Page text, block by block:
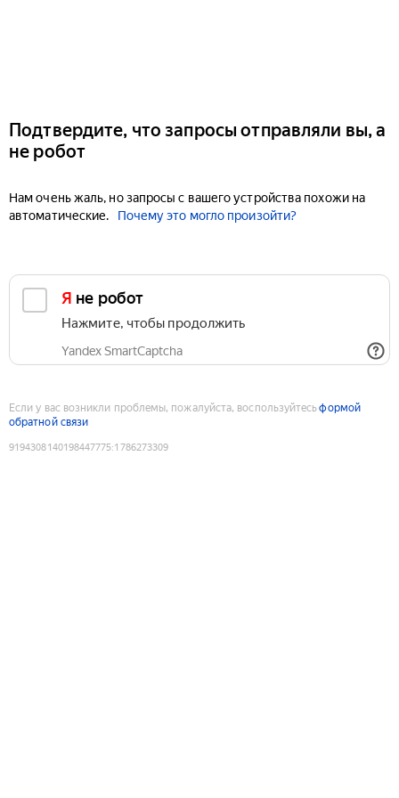
Подтвердите, что запросы отправляли вы, а
не робот
Нам очень жаль, но запросы с вашего устройства похожи на
автоматические.
Почему это могло произойти?
Я не робот
Нажмите, чтобы продолжить
Yandex SmartCaptcha
Если у вас возникли проблемы, пожалуйста, воспользуйтесьформой
обратной связи
9194308140198447775:1786273309